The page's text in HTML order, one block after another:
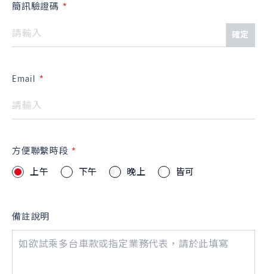
簡訊驗證碼
確定
Email
方便聯繫時段
上午
下午 晚上 皆可
備註說明